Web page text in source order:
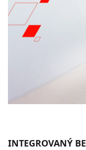
INTEGROVANÝ